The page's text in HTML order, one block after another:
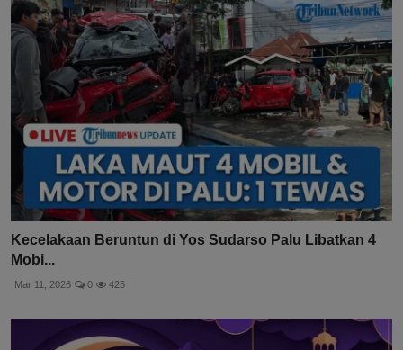
Kecelakaan Beruntun di Yos Sudarso Palu Libatkan 4
Mobi...
Mar 11, 2026 0 425